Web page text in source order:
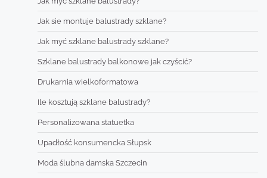
Jak sie montuje balustrady szklane?
Jak myć szklane balustrady szklane?
Szklane balustrady balkonowe jak czyścić?
Drukarnia wielkoformatowa
Ile kosztują szklane balustrady?
Personalizowana statuetka
Upadłość konsumencka Słupsk
Moda ślubna damska Szczecin